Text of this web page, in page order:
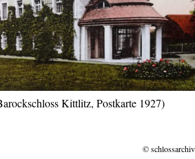
Kittlitz, Postkarte 1927)
©